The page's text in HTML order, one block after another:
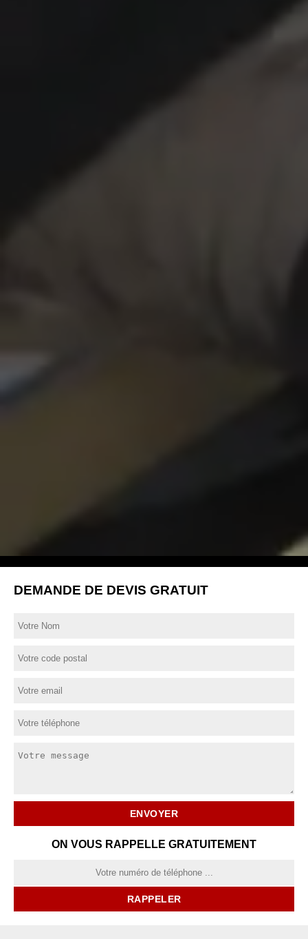
DEMANDE DE DEVIS GRATUIT
ON VOUS RAPPELLE GRATUITEMENT